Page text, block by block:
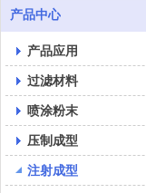
产品中心
产品应用
过滤材料
喷涂粉末
压制成型
注射成型